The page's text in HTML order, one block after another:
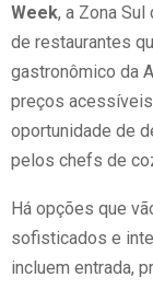
Week, a Zona
de restaurantes
gastronômico da
preços
oportunidade de
pelos chefs de
Há opções que
sofisticados e
incluem entrada,